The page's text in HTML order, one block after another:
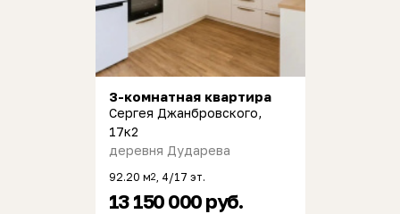
3-комнатная квартира
Сергея Джанбровского,
17к2
деревня Дударева
92.20 м2 , 4/17 эт.
13 150 000 руб.